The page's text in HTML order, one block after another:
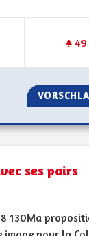
POUR LES ÉLUS
CONSÉCUTIFS
49
ses pairs
130Ma